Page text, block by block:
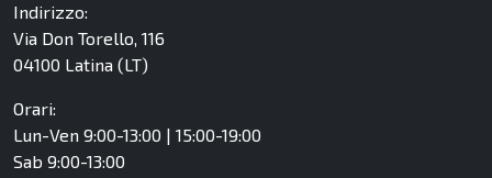
Indirizzo:
Via Don Torello, 116
04100 Latina (LT)
Orari:
Lun-Ven 9:00-13:00 | 15:00-19:00
Sab 9:00-13:00